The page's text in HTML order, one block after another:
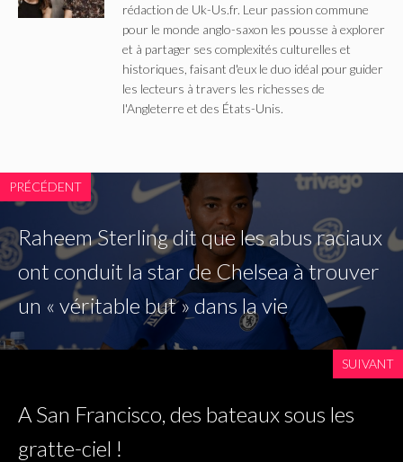
rédaction de Uk-Us.fr. Leur passion commune
pour le monde anglo-saxon les pousse à explorer
et à partager ses complexités culturelles et
historiques, faisant d'eux le duo idéal pour guider
les lecteurs à travers les richesses de
l'Angleterre et des États-Unis.
PRÉCÉDENT
Raheem Sterling dit que les abus raciaux
ont conduit la star de Chelsea à trouver
un « véritable but » dans la vie
SUIVANT
A San Francisco, des bateaux sous les
gratte-ciel !